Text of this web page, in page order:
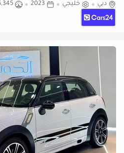
ومضمون ٪كارس24 هي سوق
دبي خليجي 2023
96,345